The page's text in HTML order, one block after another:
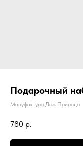
Подарочный
Мануфактура Дом Природы
780 р.